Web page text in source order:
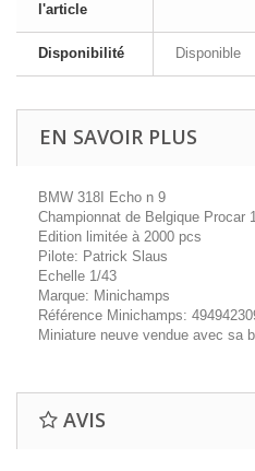
l'article
Disponibilité Disponible
EN SAVOIR PLUS
BMW 318I Echo n 9
Championnat de Belgique Procar
Edition limitée à 2000 pcs
Pilote: Patrick Slaus
Echelle 1/43
Marque: Minichamps
Référence Minichamps:
Miniature neuve vendue avec sa
AVIS